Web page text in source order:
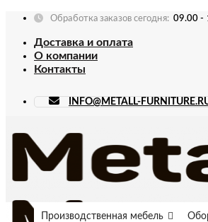
Skip
content
Обработка заказов сегодня: 09.00 -
Доставка и оплата
О компании
Контакты
INFO@METALL-
Производственная мебель